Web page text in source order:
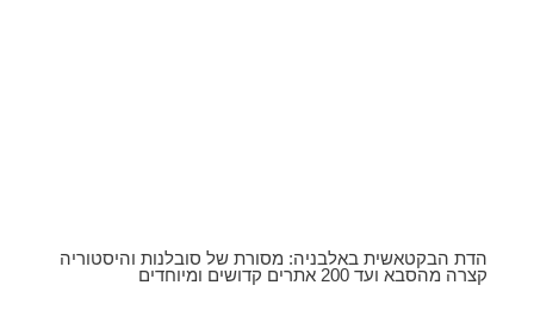
הדת הבקטאשית באלבניה: מסורת של סובלנות והיסטוריה
קצרה מהסבא ועד 200 אתרים קדושים ומיוחדים